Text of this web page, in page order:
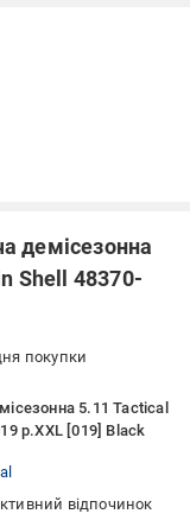
демісезонна
Shell 48370-
покупки
5.11 Tactical
р.XXL [019] Black
відпочинок